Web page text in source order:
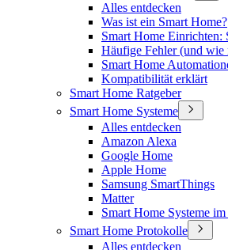
Alles entdecken
Was ist ein Smart Home?
Smart Home Einrichten:
Häufige Fehler (und wie
Smart Home
Kompatibilität erklärt
Smart Home Ratgeber
Smart Home Systeme
Alles entdecken
Amazon Alexa
Google Home
Apple Home
Samsung SmartThings
Matter
Smart Home Systeme
Smart Home Protokolle
Alles entdecken